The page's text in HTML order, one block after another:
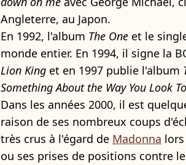
Angleterre, au Japon.
En 1992, l'album The One et le
monde entier. En 1994, il signe la
Lion King et en 1997 publie l'album
Something About the Way You Look
Dans les années 2000, il est
raison de ses nombreux coups
très crus à l'égard de Madonna
ou ses prises de positions contre